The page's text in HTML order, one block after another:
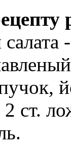
2 ст.